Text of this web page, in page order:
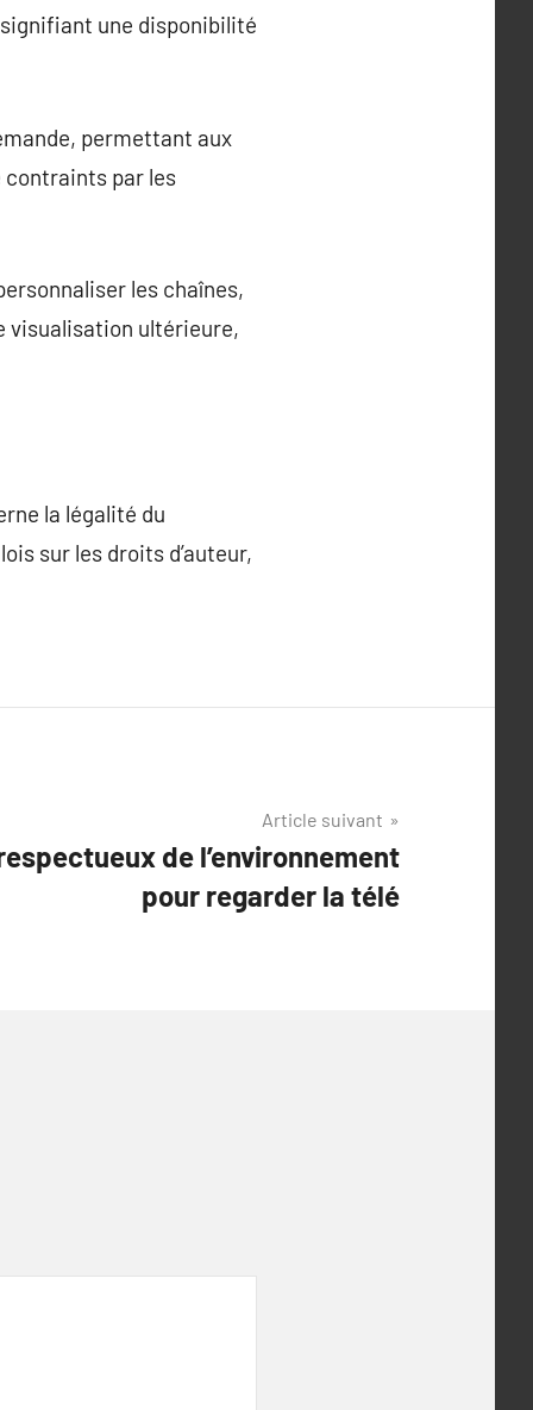
une disponibilité
permettant aux
contraints par les
les chaînes,
visualisation ultérieure,
la légalité du
sur les droits d’auteur,
Article suivant
de l’environnement
pour regarder la télé